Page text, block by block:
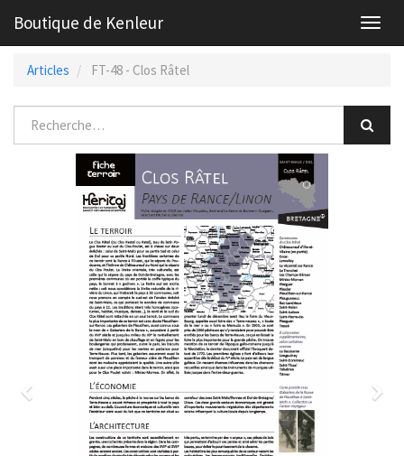
Boutique de Kenleur
Articles FT-48 - Clos Râtel
Previous